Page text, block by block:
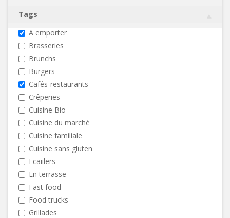
Tags
A emporter
Brasseries
Brunchs
Burgers
Cafés-restaurants
Crêperies
Cuisine Bio
Cuisine du marché
Cuisine familiale
Cuisine sans gluten
Ecaiilers
En terrasse
Fast food
Food trucks
Grillades